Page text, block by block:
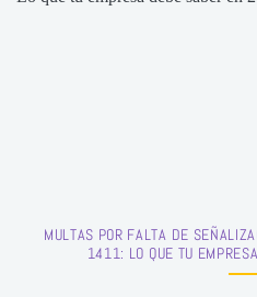
MULTAS POR FALTA DE
1411: LO QUE TU